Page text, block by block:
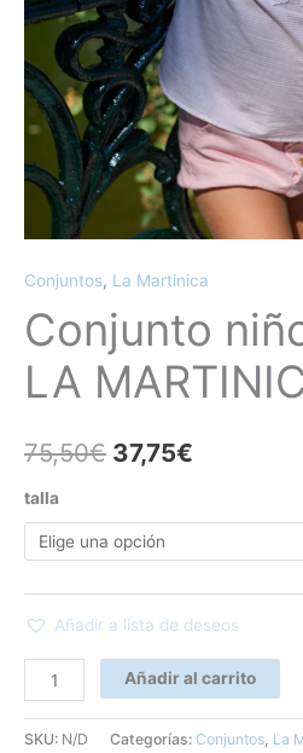
Conjuntos, La Martinica
Conjunto
LA
75,50€ 37,75€
talla
Añadir a lista de deseos
Añadir al carrito
SKU: N/D Categorías: Conjuntos, La